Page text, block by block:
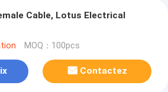
Cable, Lotus Electrical
MOQ：100pcs
Contactez